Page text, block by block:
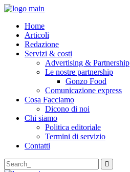
Home
Articoli
Redazione
Servizi & costi
Advertising & Partnership
Le nostre partnership
Gonzo Food
Comunicazione express
Cosa Facciamo
Dicono di noi
Chi siamo
Politica editoriale
Termini di servizio
Contatti
Search